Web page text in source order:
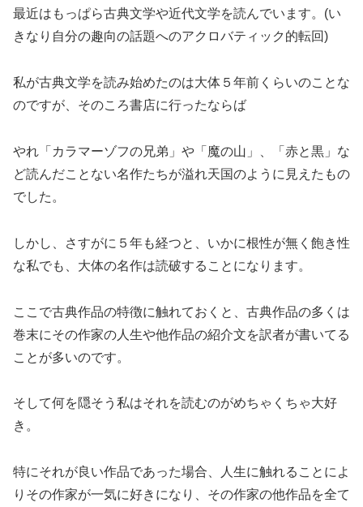
最近はもっぱら古典文学や近代文学を読んでいます。(い
きなり自分の趣向の話題へのアクロバティック的転回)
私が古典文学を読み始めたのは大体５年前くらいのことな
のですが、そのころ書店に行ったならば
やれ「カラマーゾフの兄弟」や「魔の山」、「赤と黒」な
ど読んだことない名作たちが溢れ天国のように見えたもの
でした。
しかし、さすがに５年も経つと、いかに根性が無く飽き性
な私でも、大体の名作は読破することになります。
ここで古典作品の特徴に触れておくと、古典作品の多くは
巻末にその作家の人生や他作品の紹介文を訳者が書いてる
ことが多いのです。
そして何を隠そう私はそれを読むのがめちゃくちゃ大好
き。
特にそれが良い作品であった場合、人生に触れることによ
りその作家が一気に好きになり、その作家の他作品を全て